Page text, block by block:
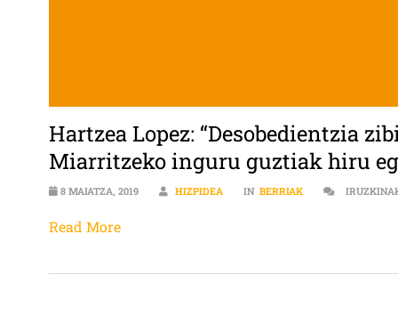
Hartzea Lopez: “Desobedientzia
Miarritzeko inguru guztiak hiru
8 MAIATZA, 2019 HIZPIDEA IN BERRIAK
Read More